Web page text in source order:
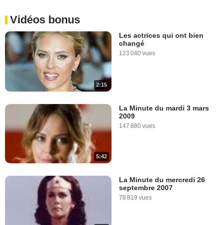
Vidéos bonus
2:15
Les actrices qui ont bien
changé
123 040 vues
5:42
La Minute du mardi 3 mars
2009
147 880 vues
La Minute du mercredi 26
septembre 2007
78 819 vues